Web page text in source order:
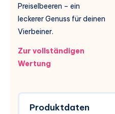
Preiselbeeren – ein
leckerer Genuss für deinen
Vierbeiner.
Zur vollständigen
Wertung
Produktdaten